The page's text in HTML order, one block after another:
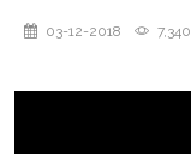
03-12-2018 7,340